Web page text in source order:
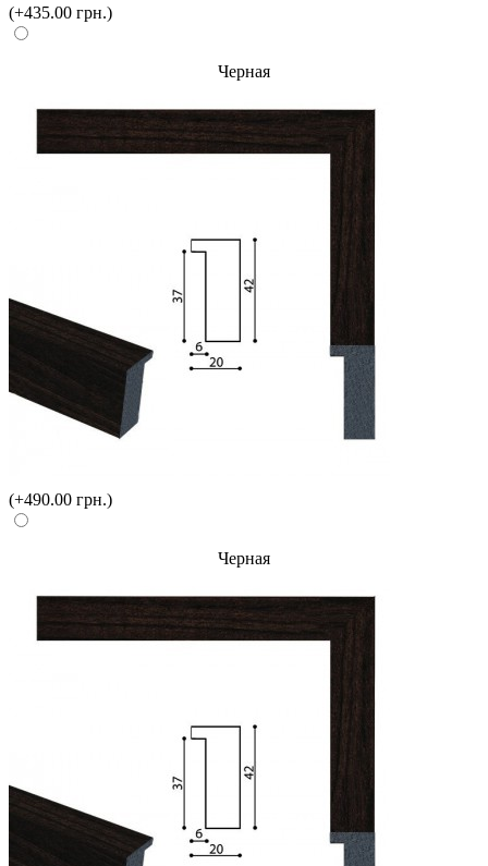
(+435.00 грн.)
Черная
(+490.00 грн.)
Черная